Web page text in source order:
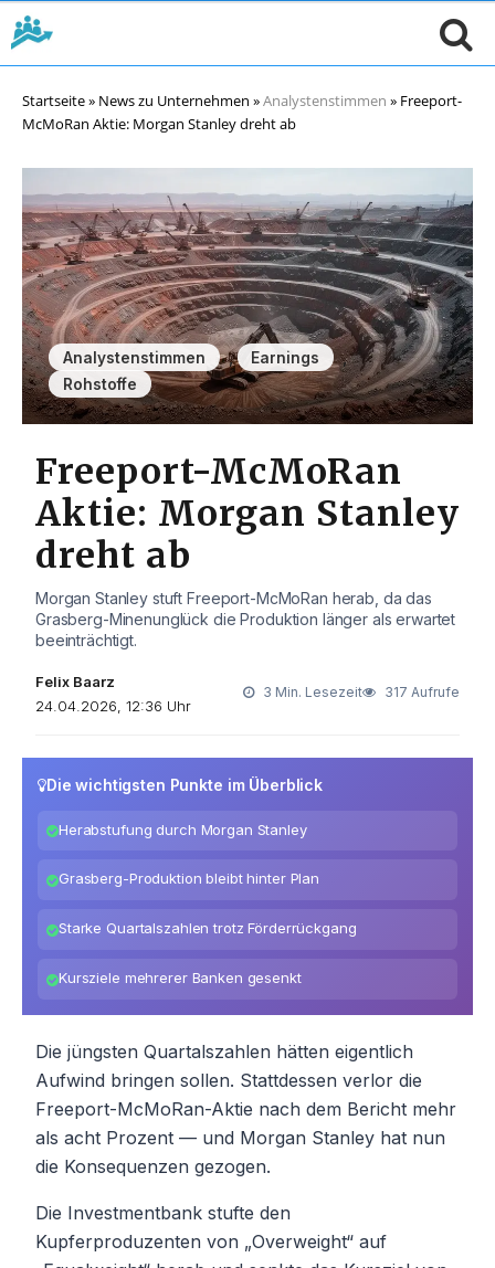
Startseite» News zu Unternehmen »Analystenstimmen » Freeport-
McMoRan Aktie: Morgan Stanley dreht ab
Analystenstimmen , Earnings ,
Rohstoffe
Freeport-McMoRan
Aktie: Morgan Stanley
dreht ab
Morgan Stanley stuft Freeport-McMoRan herab, da das
Grasberg-Minenunglück die Produktion länger als erwartet
beeinträchtigt.
Felix Baarz
24.04.2026, 12:36 Uhr
3 Min. Lesezeit 317 Aufrufe
Die wichtigsten Punkte im Überblick
Herabstufung durch Morgan Stanley
Grasberg-Produktion bleibt hinter Plan
Starke Quartalszahlen trotz Förderrückgang
Kursziele mehrerer Banken gesenkt
Die jüngsten Quartalszahlen hätten eigentlich
Aufwind bringen sollen. Stattdessen verlor die
Freeport-McMoRan-Aktie nach dem Bericht mehr
als acht Prozent — und Morgan Stanley hat nun
die Konsequenzen gezogen.
Die Investmentbank stufte den
Kupferproduzenten von „Overweight“ auf